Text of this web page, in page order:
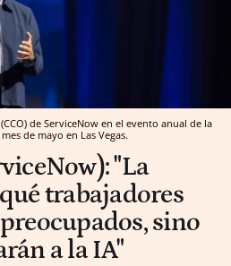
de ServiceNow en el evento anual de la
de mayo en Las Vegas.
"La
trabajadores
sino
a la IA"